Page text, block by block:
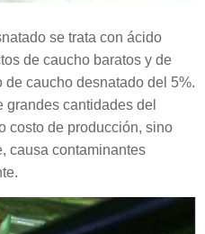
se trata con ácido
de caucho baratos y de
caucho desnatado del 5%.
grandes cantidades del
costo de producción, sino
causa contaminantes